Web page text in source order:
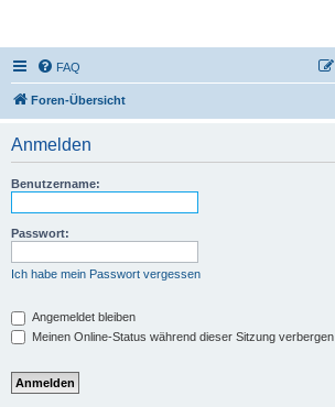
FAQ
Foren-Übersicht
Anmelden
Benutzername:
Passwort:
Ich habe mein Passwort vergessen
Angemeldet bleiben
Meinen Online-Status während dieser Sitzung verbergen